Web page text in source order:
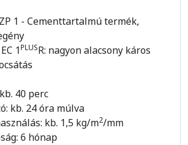
1 - Cementtartalmú termék,
1PLUSR: nagyon alacsony káros
40 perc
kb. 24 óra múlva
kb. 1,5 kg/m2/mm
6 hónap